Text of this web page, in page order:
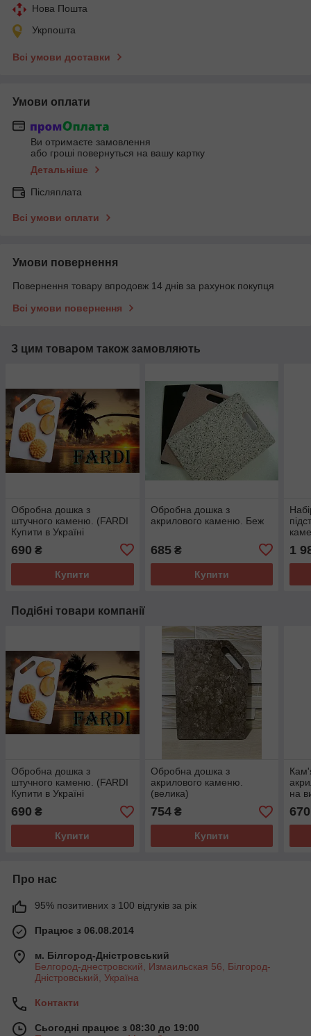
Нова Пошта
Укрпошта
Всі умови доставки
Умови оплати
Ви отримаєте замовлення
або гроші повернуться на вашу картку
Детальніше
Післяплата
Всі умови оплати
Умови повернення
Повернення товару впродовж 14 днів за рахунок покупця
Всі умови повернення
З цим товаром також замовляють
Обробна дошка з
штучного каменю. (FARDI
Купити в Україні
690 ₴
Купити
Обробна дошка з
акрилового каменю. Беж
685₴
Купити
1
Подібні товари компанії
Обробна дошка з
штучного каменю. (FARDI
Купити в Україні
690 ₴
Купити
Обробна дошка з
акрилового каменю.
(велика)
754₴
Купити
на
670
Про нас
95% позитивних з 100 відгуків за рік
Працює з 06.08.2014
м. Білгород-Дністровський
Белгород-днестровский, Измаильская 56, Білгород-
Дністровський, Україна
Контакти
Сьогодні працює з 08:30 до 19:00